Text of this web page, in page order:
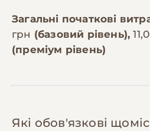
Загальні початкові
грн (базовий рівень),
(преміум рівень)
Які обов'язкові